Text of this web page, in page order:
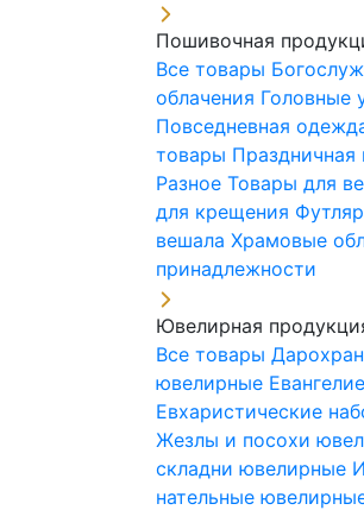
Пошивочная
Все товары
облачения Головные
Повседневная
товары Праздничная
Разное Товары для
для крещения
вешала Храмовые
принадлежности
Ювелирная
Все товары
ювелирные
Евхаристические
Жезлы и посохи
складни ювелирные
нательные